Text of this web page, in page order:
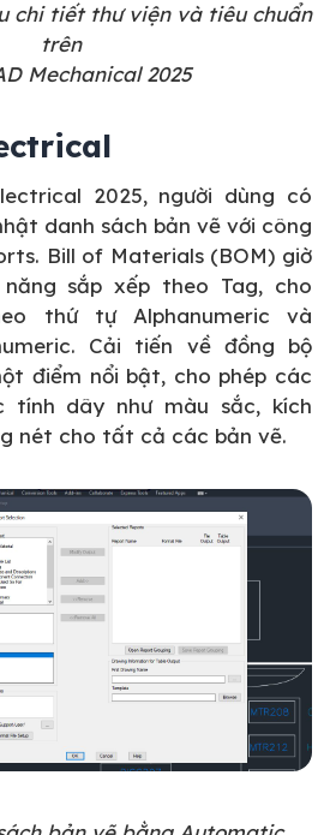
chi tiết thư viện và tiêu chuẩn
trên
Mechanical 2025
2025, người dùng có
danh sách bản vẽ với công
Bill of Materials (BOM) giờ
sắp xếp theo Tag, cho
thứ tự Alphanumeric và
Cải tiến về đồng bộ
điểm nổi bật, cho phép các
tính dây như màu sắc, kích
nét cho tất cả các bản vẽ.